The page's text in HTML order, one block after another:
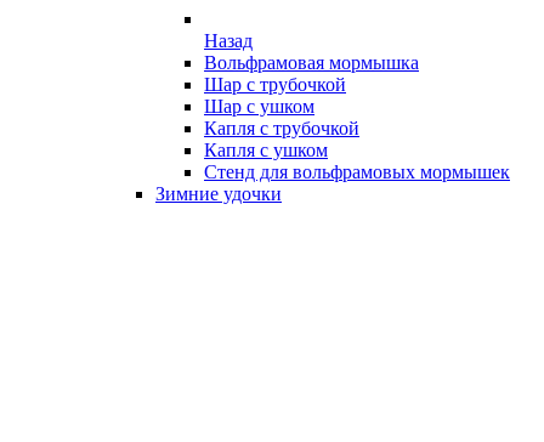
Назад
Вольфрамовая мормышка
Шар с трубочкой
Шар с ушком
Капля с трубочкой
Капля с ушком
Стенд для вольфрамовых мормышек
Зимние удочки